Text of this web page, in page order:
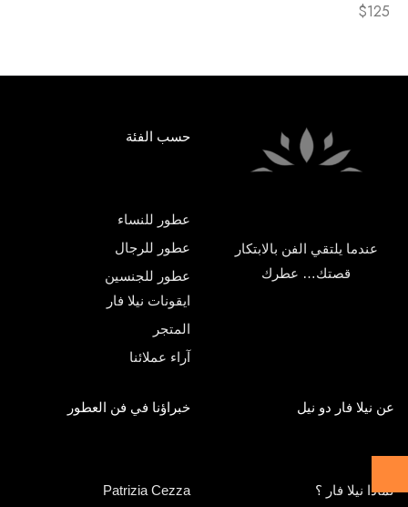
$125
عندما يلتقي الفن بالابتكار
قصتك… عطرك
حسب الفئة
عطور للنساء
عطور للرجال
عطور للجنسين
ايقونات نيلا فار
المتجر
آراء عملائنا
عن نيلا فار دو نيل
لماذا نيلا فار ؟
خبراؤنا في فن العطور
Patrizia Cezza